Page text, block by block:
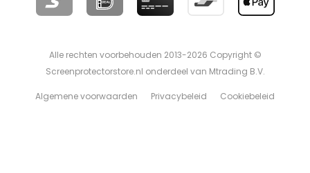
Alle rechten voorbehouden 2013-2026 Copyright ©
Screenprotectorstore.nl onderdeel van Mtrading B.V.
Algemene voorwaarden Privacybeleid Cookiebeleid